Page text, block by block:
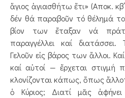
ἅγιος ἁγιασθήτω ἔτι» (Αποκ.
δέν θά παραβοῦν τό θέλημά
βίον των ἔταξαν νά
παραγγέλλει καί διατάσσει.
Γελοῦν εἰς βάρος των ἄλλοι.
καί αὐτοί — ἔρχεται στιγμή
κλονίζονται κάπως, ὅπως
ὁ Κύριος; Διατί μᾶς